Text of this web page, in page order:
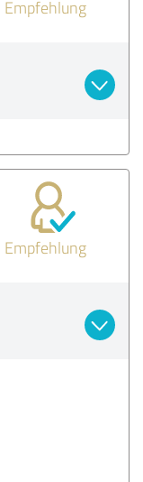
Empfehlung
Empfehlung